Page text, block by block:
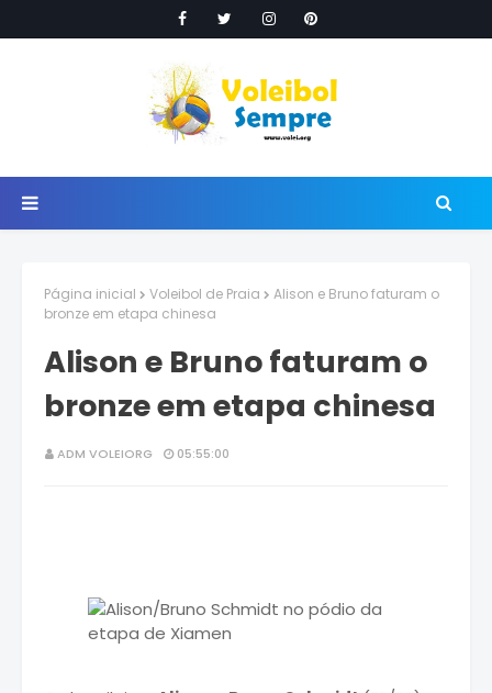
Página inicial Voleibol de Praia
Alison e Bruno faturam o
bronze em etapa chinesa
Alison e Bruno faturam o
bronze em etapa chinesa
ADM VOLEIORG 05:55:00